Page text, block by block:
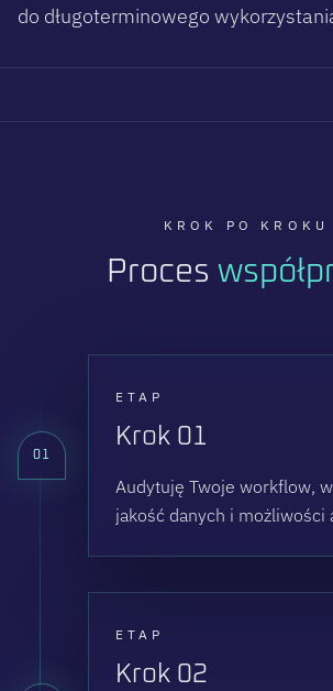
do długoterminowego
KROK PO KROKU
Proces
ETAP
Krok 01
Audytuję Twoje workflow,
jakość danych i możliwości
01
ETAP
Krok 02